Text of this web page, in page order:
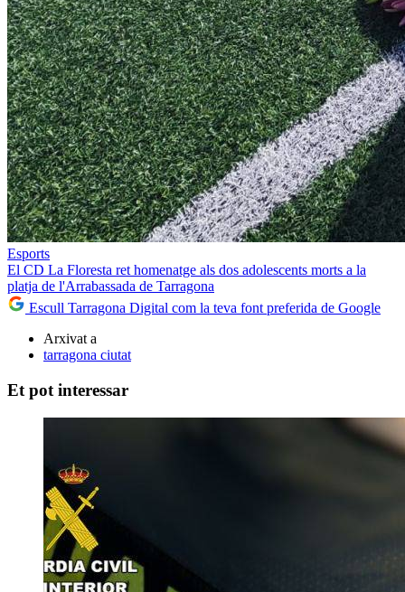
Esports
El CD La Floresta ret homenatge als dos adolescents morts a la
platja de l'Arrabassada de Tarragona
Escull Tarragona Digital com la teva font preferida de Google
Arxivat a
tarragona ciutat
Et pot interessar